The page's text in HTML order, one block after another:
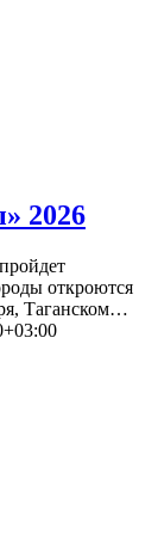
2026
откроются
Таганском…